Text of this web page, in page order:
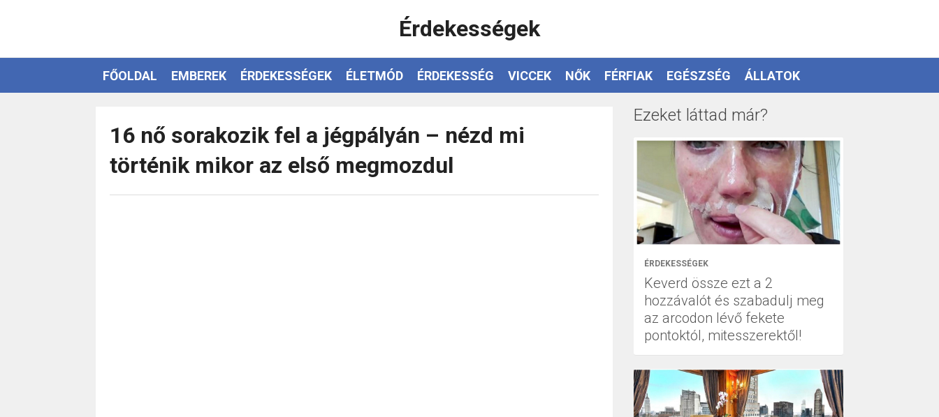
Érdekességek
FŐOLDAL EMBEREK ÉRDEKESSÉGEK ÉLETMÓD ÉRDEKESSÉG VICCEK NŐK FÉRFIAK EGÉSZSÉG ÁLLATOK
16 nő sorakozik fel a jégpályán – nézd mi
történik mikor az első megmozdul
Ezeket láttad már?
ÉRDEKESSÉGEK
Keverd össze ezt a 2
hozzávalót és szabadulj meg
az arcodon lévő fekete
pontoktól, mitesszerektől!